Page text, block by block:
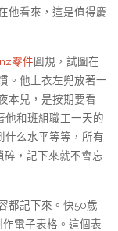
他看來，這是值得慶
零件圓規，試圖在
。他上衣左兜放著一
本兒，是按期要看
他和班組職工一天的
么水平等等，所有
碎，記下來就不會忘
都記下來。快50歲
作電子表格。這個表